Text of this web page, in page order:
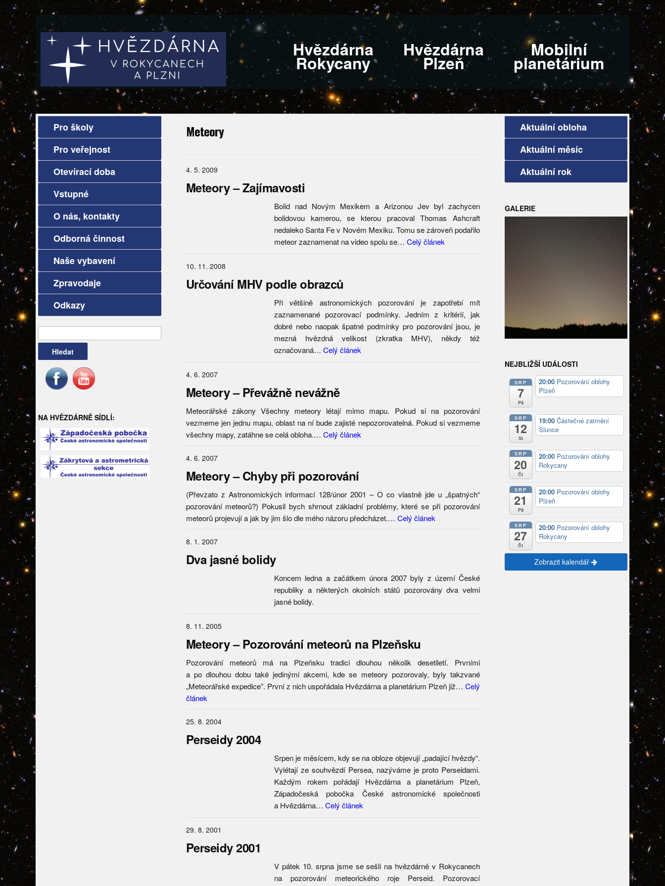
Hvězdárna
Rokycany
Hvězdárna
Plzeň
Mobilní
planetárium
Pro školy
Pro veřejnost
Otevírací doba
Vstupné
O nás, kontakty
Odborná činnost
Naše vybavení
Zpravodaje
Odkazy
NA HVĚZDÁRNĚ SÍDLÍ:
Meteory
4. 5. 2009
Meteory – Zajímavosti
Bolid nad Novým Mexikem a Arizonou Jev byl zachycen
bolidovou kamerou, se kterou pracoval Thomas Ashcraft
nedaleko Santa Fe v Novém Mexiku. Tomu se zároveň podařilo
meteor zaznamenat na video spolu se…Celý článek
10. 11. 2008
Určování MHV podle obrazců
Při většině astronomických pozorování je zapotřebí mít
zaznamenané pozorovací podmínky. Jedním z kritérií, jak
dobré nebo naopak špatné podmínky pro pozorování jsou, je
mezná hvězdná velikost (zkratka MHV), někdy též
označovaná…Celý článek
4. 6. 2007
Meteory – Převážně nevážně
Meteorářské zákony Všechny meteory létají mimo mapu. Pokud si na pozorování
vezmeme jen jednu mapu, oblast na ní bude zajisté nepozorovatelná. Pokud si vezmeme
všechny mapy, zatáhne se celá obloha.… Celý článek
4. 6. 2007
Meteory – Chyby při pozorování
(Převzato z Astronomických informací 128/únor 2001 – O co vlastně jde u „špatných“
pozorování meteorů?) Pokusil bych shrnout základní problémy, které se při pozorování
meteorů projevují a jak by jim šlo dle mého názoru předcházet.… Celý článek
8. 1. 2007
Dva jasné bolidy
Koncem ledna a začátkem února 2007 byly z území České
republiky a některých okolních států pozorovány dva velmi
jasné bolidy.
8. 11. 2005
Meteory – Pozorování meteorů na Plzeňsku
Pozorování meteorů má na Plzeňsku tradici dlouhou několik desetiletí. Prvními
a po dlouhou dobu také jedinými akcemi, kde se meteory pozorovaly, byly takzvané
„Meteorářské expedice”. První z nich uspořádala Hvězdárna a planetárium Plzeň již… Celý
článek
25. 8. 2004
Perseidy 2004
Srpen je měsícem, kdy se na obloze objevují „padající hvězdy“.
Vylétají ze souhvězdí Persea, nazýváme je proto Perseidami.
Každým rokem pořádají Hvězdárna a planetárium Plzeň,
Západočeská pobočka České astronomické společnosti
a Hvězdárna…Celý článek
29. 8. 2001
Perseidy 2001
V pátek 10. srpna jsme se sešli na hvězdárně v Rokycanech
na pozorování meteorického roje Perseid. Pozorovací
Aktuální obloha
Aktuální měsíc
Aktuální rok
GALERIE
NEJBLIŽŠÍ UDÁLOSTI
SRP
7
Pá
20:00 Pozorování oblohy
Plzeň
SRP
12
St
19:00 Částečné zatmění
Slunce
SRP
20
Čt
20:00 Pozorování oblohy
Rokycany
SRP
21
Pá
20:00 Pozorování oblohy
Plzeň
SRP
27
Čt
20:00 Pozorování oblohy
Rokycany
Zobrazit kalendář